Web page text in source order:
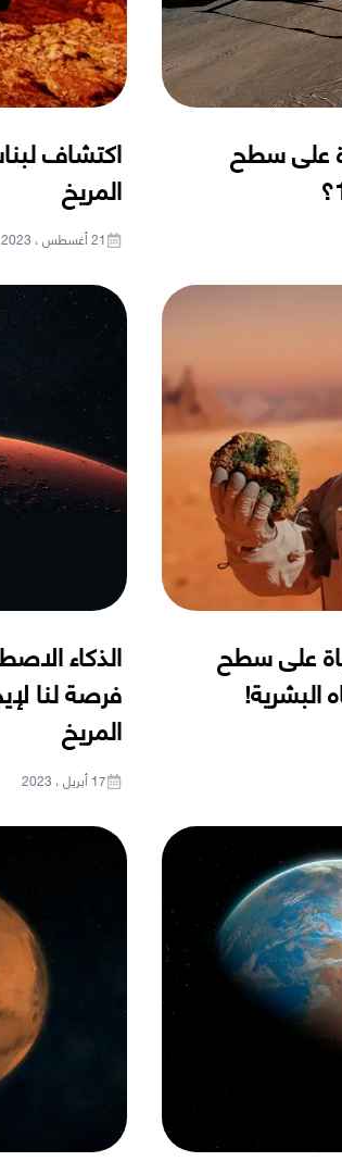
على سطح اكتشاف
المريخ
21 أغسطس ، 2023
على سطح
البشرية!
الذكاء
فرصة لنا
المريخ
17 أبريل ، 2023